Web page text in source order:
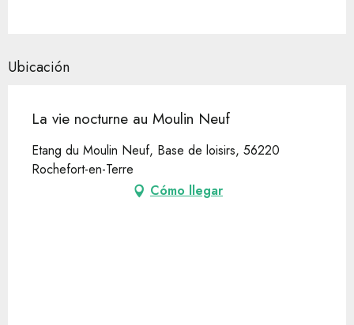
Ubicación
La vie nocturne au Moulin Neuf
Etang du Moulin Neuf, Base de loisirs, 56220
Rochefort-en-Terre
Cómo llegar